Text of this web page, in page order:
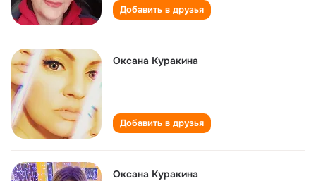
Добавить в друзья
Оксана Куракина
Добавить в друзья
Оксана Куракина